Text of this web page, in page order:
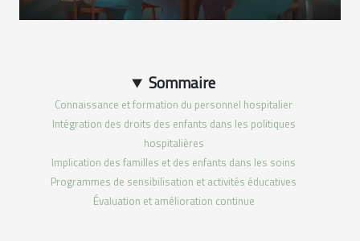
Sommaire
Connaissance et formation du personnel hospitalier
Intégration des droits des enfants dans les politiques
hospitalières
Implication des familles et des enfants dans les soins
Programmes de sensibilisation et activités éducatives
Évaluation et amélioration continue